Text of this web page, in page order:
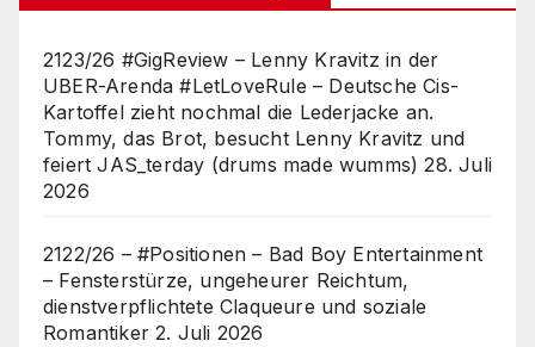
2123/26 #GigReview – Lenny Kravitz in der
UBER-Arenda #LetLoveRule – Deutsche Cis-
Kartoffel zieht nochmal die Lederjacke an.
Tommy, das Brot, besucht Lenny Kravitz und
feiert JAS_terday (drums made wumms) 28. Juli
2026
2122/26 – #Positionen – Bad Boy Entertainment
– Fensterstürze, ungeheurer Reichtum,
dienstverpflichtete Claqueure und soziale
Romantiker 2. Juli 2026